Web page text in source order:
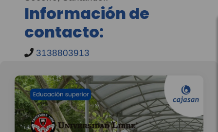
Información de
contacto:
3138803913